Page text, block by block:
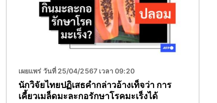
เผยแพร่ วันที่ 25/04/2567 เวลา 09:20
นักวิจัยไทยปฏิเสธคำกล่าวอ้างเท็จว่า การ
เคี้ยวเมล็ดมะละกอรักษาโรคมะเร็งได้